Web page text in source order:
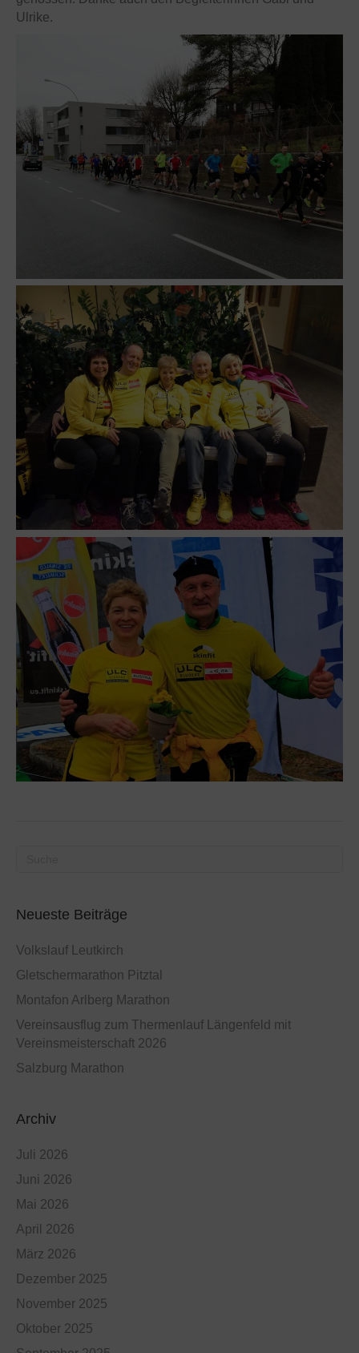
Ulrike.
Neueste Beiträge
Volkslauf Leutkirch
Gletschermarathon Pitztal
Montafon Arlberg Marathon
Vereinsausflug zum Thermenlauf Längenfeld mit
Vereinsmeisterschaft 2026
Salzburg Marathon
Archiv
Juli 2026
Juni 2026
Mai 2026
April 2026
März 2026
Dezember 2025
November 2025
Oktober 2025